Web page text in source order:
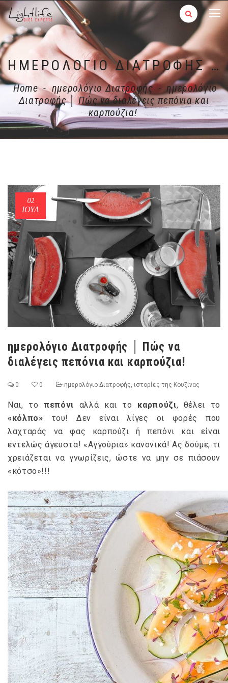
ΗΜΕΡΟΛΌΓΙΟ ΔΙΑΤΡΟΦΉΣ │ ΠΏΣ ΝΑ ΔΙΑΛΈΓΕΙΣ ΠΕΠΌΝΙΑ ΚΑΙ ΚΑΡΠΟΎΖΙΑ!
Home - ημερολόγιο Διατροφής - ημερολόγιο
Διατροφής │ Πώς να διαλέγεις πεπόνια και
καρπούζια!
02
ΙΟΎΛ
ημερολόγιο Διατροφής │ Πώς να
διαλέγεις πεπόνια και καρπούζια!
0 0 ημερολόγιο Διατροφής ιστορίες της Κουζίνας
Ναι, τοπεπόνι αλλά και το καρπούζι, θέλει το
«κόλπο» του! Δεν είναι λίγες οι φορές που
λαχταράς να φας καρπούζι ή πεπόνι και είναι
εντελώς άγευστα! «Αγγούρια» κανονικά! Ας δούμε, τι
χρειάζεται να γνωρίζεις, ώστε να μην σε πιάσουν
«κότσο»!!!